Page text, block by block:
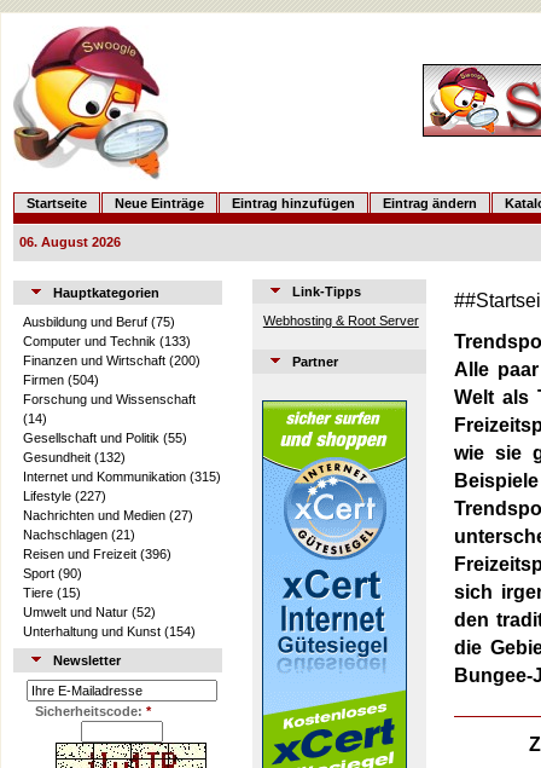
Startseite Neue Einträge Eintrag hinzufügen Eintrag ändern
06. August 2026
Hauptkategorien
Ausbildung und Beruf (75)
Computer und Technik (133)
Finanzen und Wirtschaft (200)
Firmen (504)
Forschung und Wissenschaft
(14)
Gesellschaft und Politik (55)
Gesundheit (132)
Internet und Kommunikation (315)
Lifestyle (227)
Nachrichten und Medien (27)
Nachschlagen (21)
Reisen und Freizeit (396)
Sport (90)
Tiere (15)
Umwelt und Natur (52)
Unterhaltung und Kunst (154)
Newsletter
Sicherheitscode: *
Link-Tipps
Webhosting & Root Server
Partner
Alle
Welt als
wie sie
sich
den
die
Bungee-